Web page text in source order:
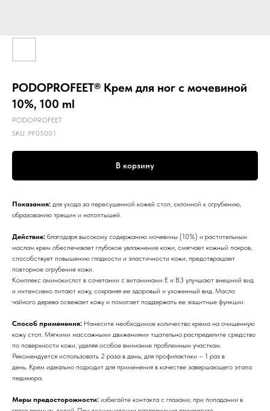
PODOPROFEET® Крем для ног с мочевиной
10%, 100 ml
PODOPROFEET
SKU: PF0500.1
В корзину
Показания: для ухода за пересушенной кожей стоп, склонной к огрубению,
образованию трещин и натоптышей.
Действие: благодаря высокому содержанию мочевины (10%) и растительным
маслам крем обеспечивает глубокое увлажнение кожи, смягчает кожный покров,
способствует повышению гладкости и эластичности кожи, предотвращает
повторное огрубение кожи.
Комплекс аминокислот в сочетании с витаминами Е и B3 улучшают внешний вид
и интенсивно питают кожу, сохраняя ее здоровый и ухоженный вид. Масло
чайного дерева освежает кожу и помогает поддержать ее защитные функции.
Способ применения: Нанесите необходимое количество крема на очищенную
кожу стоп. Мягкими массажными движениями тщательно распределите средство
по поверхности кожи, уделяя особое внимание проблемным участкам.
Рекомендуется использовать 2 раза в день, для профилактики – 1 раз в
день. Крем идеально подходит для применения в качестве завершающего этапа
педикюра.
Меры предосторожности: избегайте контакта с глазами; при попадании в